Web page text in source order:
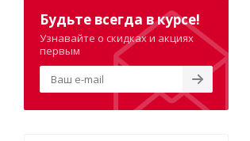
Будьте всегда в курсе!
Узнавайте о скидках и акциях
первым